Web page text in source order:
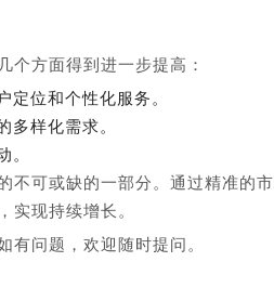
个方面得到进一步提高：
位和个性化服务。
样化需求。
可或缺的一部分。通过精准的
现持续增长。
问题，欢迎随时提问。